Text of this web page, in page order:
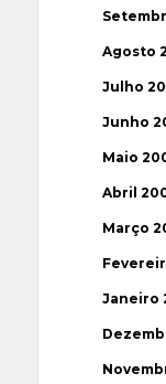
Agosto
Julho
Junho
Maio
Abril
Março
Janeiro